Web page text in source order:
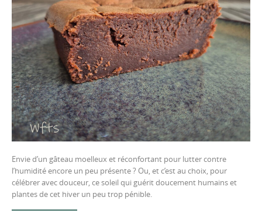
Envie d’un gâteau moelleux et réconfortant pour lutter contre
l’humidité encore un peu présente ? Ou, et c’est au choix, pour
célébrer avec douceur, ce soleil qui guérit doucement humains et
plantes de cet hiver un peu trop pénible.